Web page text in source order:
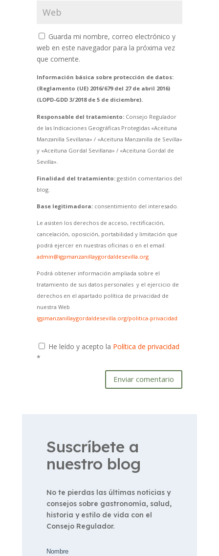
Guarda mi nombre, correo electrónico y
web en este navegador para la próxima vez
que comente.
Información básica sobre protección de datos:
(Reglamento (UE) 2016/679 del 27 de abril 2016)
(LOPD-GDD 3/2018 de 5 de diciembre).
Responsable del tratamiento:Consejo Regulador
de las Indicaciones Geográficas Protegidas «Aceituna
Manzanilla Sevillana» / «Aceituna Manzanilla de Sevilla»
y «Aceituna Gordal Sevillana» / «Aceituna Gordal de
Sevilla».
Finalidad del tratamiento:gestión comentarios del
blog.
Base legitimadora:consentimiento del interesado.
Le asisten los derechos de acceso, rectificación,
cancelación, oposición, portabilidad y limitación que
podrá ejercer en nuestras oficinas o en el email:
admin@igpmanzanillaygordaldesevilla.org
Podrá obtener información ampliada sobre el
tratamiento de sus datos personales y el ejercicio de
derechos en el apartado política de privacidad de
nuestra Web
igpmanzanillaygordaldesevilla.org/politica-privacidad
He leído y acepto la Política de privacidad
*
Enviar comentario
Suscríbete a
nuestro blog
No te pierdas las últimas noticias y
consejos sobre gastronomía, salud,
historia y estilo de vida con el
Consejo Regulador.